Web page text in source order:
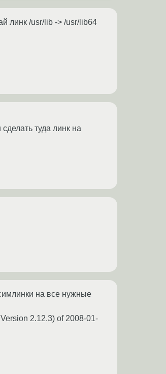
линк /usr/lib -> /usr/lib64
туда линк на
на все нужные
2.12.3) of 2008-01-